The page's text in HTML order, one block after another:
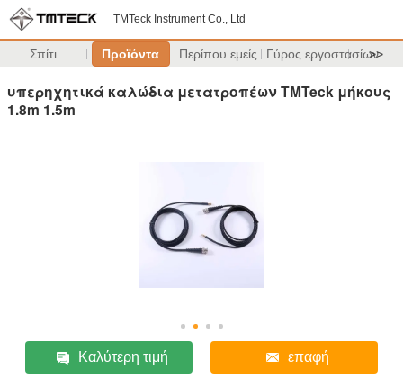
TMTeck Instrument Co., Ltd
Σπίτι Προϊόντα Περίπου εμείς Γύρος εργοστασίων
>>
υπερηχητικά καλώδια μετατροπέων TMTeck μήκους
1.8m 1.5m
Καλύτερη τιμή επαφή